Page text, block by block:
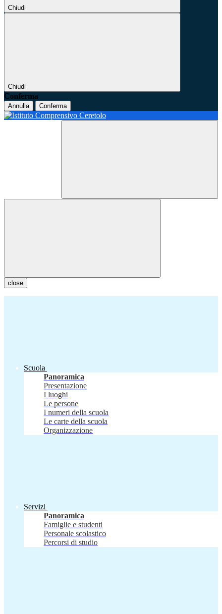
Chiudi
Chiudi
Conferma
Annulla Conferma
close
Scuola
Panoramica
Presentazione
I luoghi
Le persone
I numeri della scuola
Le carte della scuola
Organizzazione
Servizi
Panoramica
Famiglie e studenti
Personale scolastico
Percorsi di studio